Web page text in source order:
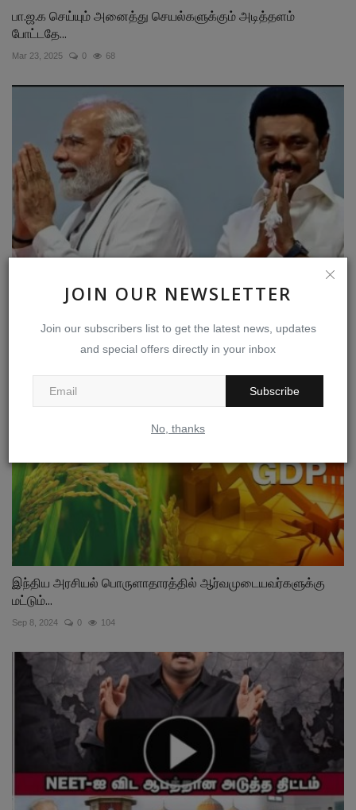
JOIN OUR NEWSLETTER
Join our subscribers list to get the latest news, updates
and special offers directly in your inbox
Subscribe
No, thanks
பா.ஜ.க செய்யும் அனைத்து செயல்களுக்கும் அடித்தளம்
போட்டதே...
Mar 23, 2025 0 68
பாஜக பூச்சாண்டியை காரணம் காட்டி திமுகவை ஆதரித்தால்
இந்திய அரசியல் பொருளாதாரத்தில் ஆர்வமுடையவர்களுக்கு
மட்டும்...
Sep 8, 2024 0 104